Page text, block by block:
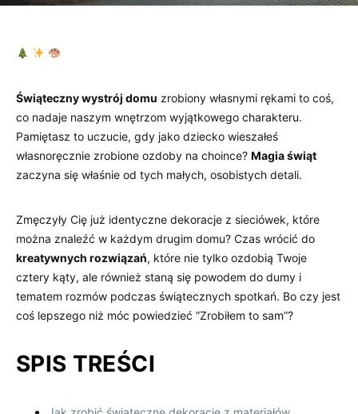
Świąteczny wystrój domu zrobiony ​własnymi rękami⁤ to‌ coś,
⁢co nadaje naszym ⁣wnętrzom wyjątkowego charakteru.
Pamiętasz to uczucie,⁤ gdy jako dziecko wieszałeś
własnoręcznie zrobione ozdoby na⁤ choince?⁣ Magia świąt
zaczyna‌ się‌ właśnie od tych‌ małych, osobistych detali.
Zmęczyły Cię już identyczne dekoracje ⁣z ‌sieciówek, ​które
⁣można znaleźć w ‌każdym drugim​ domu? Czas wrócić do
kreatywnych rozwiązań, które ⁤nie ‍tylko‌ ozdobią ​Twoje
cztery kąty, ale ​również staną⁣ się powodem do dumy i
tematem rozmów⁤ podczas⁢ świątecznych spotkań. Bo czy ⁣jest
coś lepszego niż móc powiedzieć ‍”Zrobiłem ⁢to sam”?
SPIS TREŚCI